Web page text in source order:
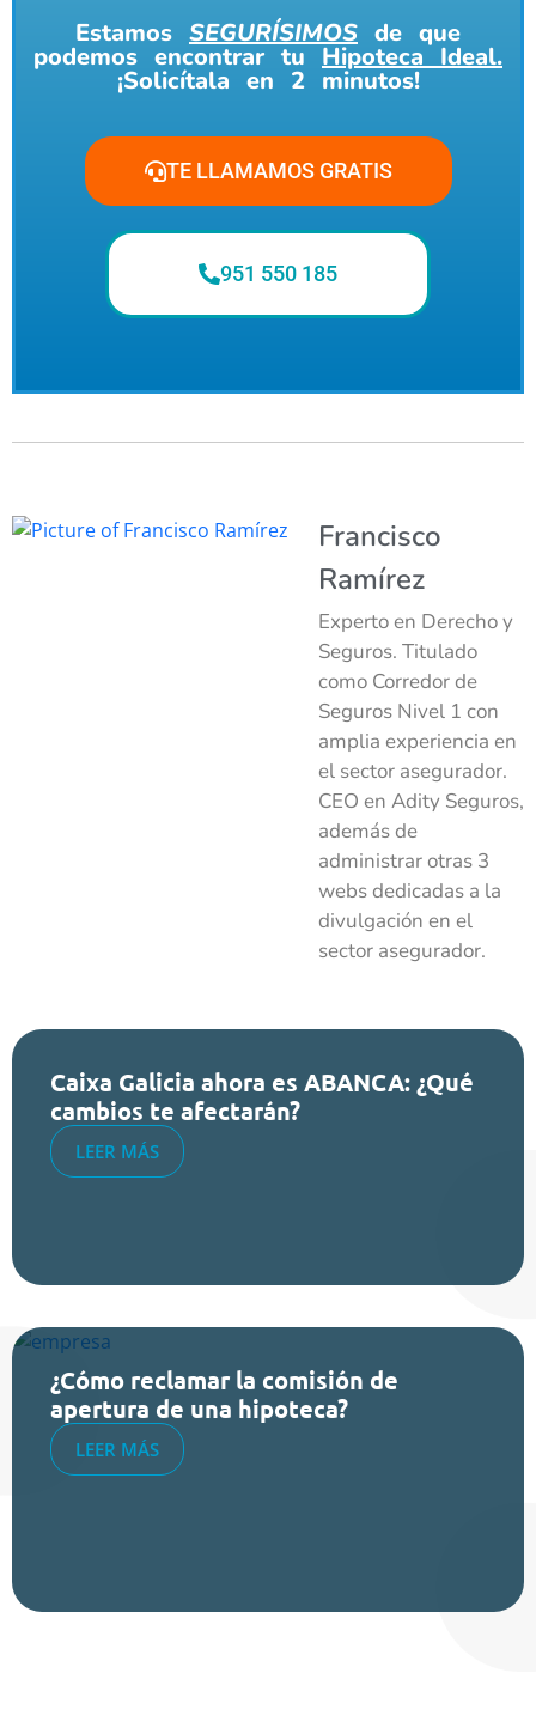
Estamos SEGURÍSIMOS de que
podemos encontrar tu Hipoteca Ideal.
¡Solicítala en 2 minutos!
TE LLAMAMOS GRATIS
951 550 185
Francisco
Ramírez
Experto en Derecho y
Seguros. Titulado
como Corredor de
Seguros Nivel 1 con
amplia experiencia en
el sector asegurador.
CEO en Adity Seguros,
además de
administrar otras 3
webs dedicadas a la
divulgación en el
sector asegurador.
Caixa Galicia ahora es ABANCA: ¿Qué
cambios te afectarán?
LEER MÁS
¿Cómo reclamar la comisión de
apertura de una hipoteca?
LEER MÁS